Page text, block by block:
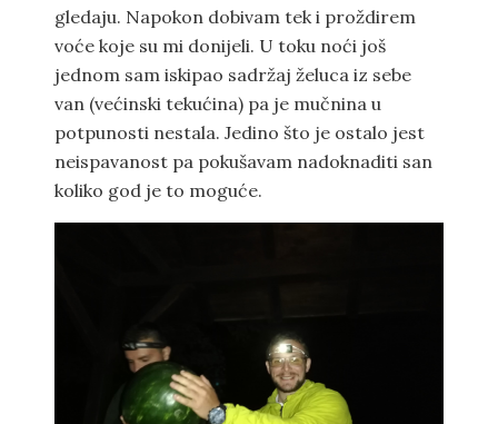
gledaju. Napokon dobivam tek i proždirem
voće koje su mi donijeli. U toku noći još
jednom sam iskipao sadržaj želuca iz sebe
van (većinski tekućina) pa je mučnina u
potpunosti nestala. Jedino što je ostalo jest
neispavanost pa pokušavam nadoknaditi san
koliko god je to moguće.